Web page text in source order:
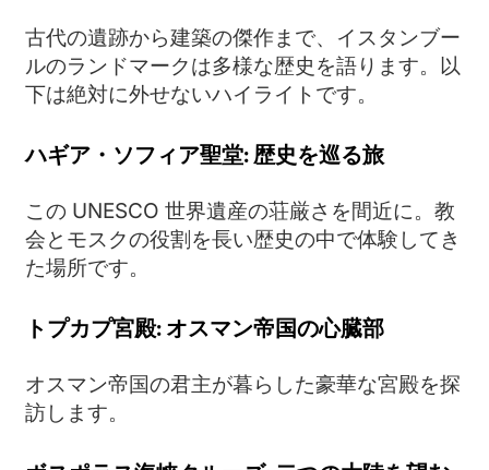
古代の遺跡から建築の傑作まで、イスタンブー
ルのランドマークは多様な歴史を語ります。以
下は絶対に外せないハイライトです。
ハギア・ソフィア聖堂: 歴史を巡る旅
この UNESCO 世界遺産の荘厳さを間近に。教
会とモスクの役割を長い歴史の中で体験してき
た場所です。
トプカプ宮殿: オスマン帝国の心臓部
オスマン帝国の君主が暮らした豪華な宮殿を探
訪します。